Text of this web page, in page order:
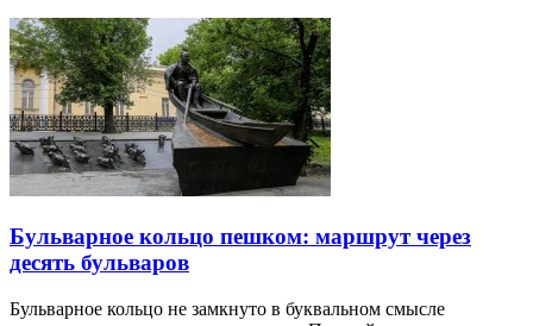
Бульварное кольцо пешком: маршрут через
десять бульваров
Бульварное кольцо не замкнуто в буквальном смысле